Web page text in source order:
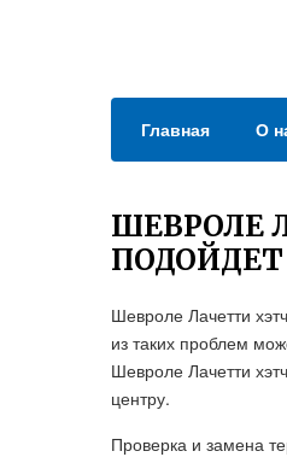
Главная О
ШЕВРОЛЕ
ПОДОЙДЕТ
Шевроле Лачетти
из таких проблем
Шевроле Лачетти
центру.
Проверка и замена